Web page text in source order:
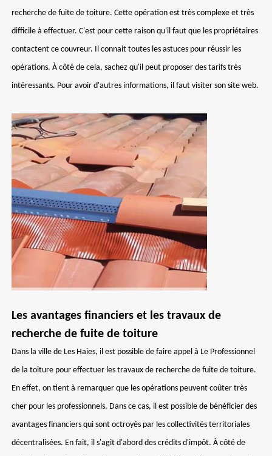
recherche de fuite de toiture. Cette opération est très complexe et très
difficile à effectuer. C'est pour cette raison qu'il faut que les propriétaires
contactent ce couvreur. Il connait toutes les astuces pour réussir les
opérations. À côté de cela, sachez qu'il peut proposer des tarifs très
intéressants. Pour avoir d'autres informations, il faut visiter son site web.
Les avantages financiers et les travaux de
recherche de fuite de toiture
Dans la ville de Les Haies, il est possible de faire appel à Le Professionnel
de la toiture pour effectuer les travaux de recherche de fuite de toiture.
En effet, on tient à remarquer que les opérations peuvent coûter très
cher pour les professionnels. Dans ce cas, il est possible de bénéficier des
avantages financiers qui sont octroyés par les collectivités territoriales
décentralisées. En fait, il s'agit d'abord des crédits d'impôt. À côté de